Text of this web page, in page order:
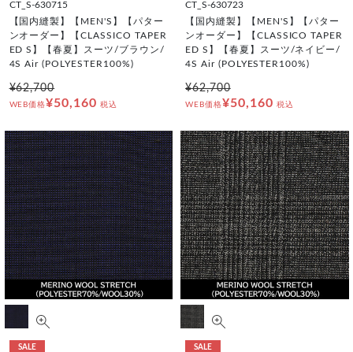
CT_S-630715
【国内縫製】【MEN'S】【パター
ンオーダー】【CLASSICO TAPER
ED S】【春夏】スーツ/ブラウン/
4S Air (POLYESTER100%)
¥62,700
WEB価格¥50,160 税込
CT_S-630723
【国内縫製】【MEN'S】【パター
ンオーダー】【CLASSICO TAPER
ED S】【春夏】スーツ/ネイビー/
4S Air (POLYESTER100%)
¥62,700
WEB価格¥50,160 税込
SALE SALE